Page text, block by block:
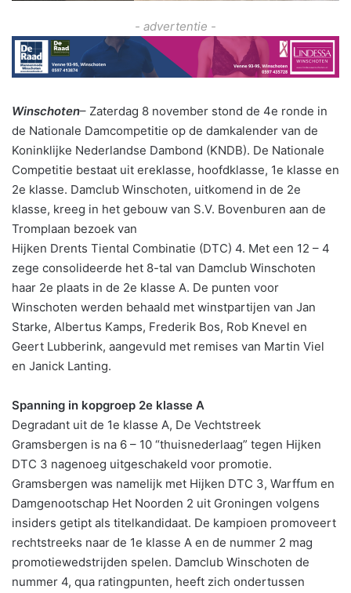
- advertentie -
Winschoten– Zaterdag 8 november stond de 4e ronde in
de Nationale Damcompetitie op de damkalender van de
Koninklijke Nederlandse Dambond (KNDB). De Nationale
Competitie bestaat uit ereklasse, hoofdklasse, 1e klasse en
2e klasse. Damclub Winschoten, uitkomend in de 2e
klasse, kreeg in het gebouw van S.V. Bovenburen aan de
Tromplaan bezoek van
Hijken Drents Tiental Combinatie (DTC) 4. Met een 12 – 4
zege consolideerde het 8-tal van Damclub Winschoten
haar 2e plaats in de 2e klasse A. De punten voor
Winschoten werden behaald met winstpartijen van Jan
Starke, Albertus Kamps, Frederik Bos, Rob Knevel en
Geert Lubberink, aangevuld met remises van Martin Viel
en Janick Lanting.
Spanning in kopgroep 2e klasse A
Degradant uit de 1e klasse A, De Vechtstreek
Gramsbergen is na 6 – 10 “thuisnederlaag” tegen Hijken
DTC 3 nagenoeg uitgeschakeld voor promotie.
Gramsbergen was namelijk met Hijken DTC 3, Warffum en
Damgenootschap Het Noorden 2 uit Groningen volgens
insiders getipt als titelkandidaat. De kampioen promoveert
rechtstreeks naar de 1e klasse A en de nummer 2 mag
promotiewedstrijden spelen. Damclub Winschoten de
nummer 4, qua ratingpunten, heeft zich ondertussen